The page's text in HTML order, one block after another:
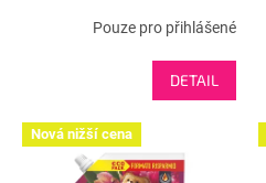
Pouze pro přihlášené
DETAIL
Nová nižší cena